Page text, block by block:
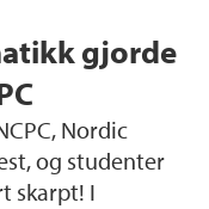
gjorde
Nordic
og studenter
skarpt! I